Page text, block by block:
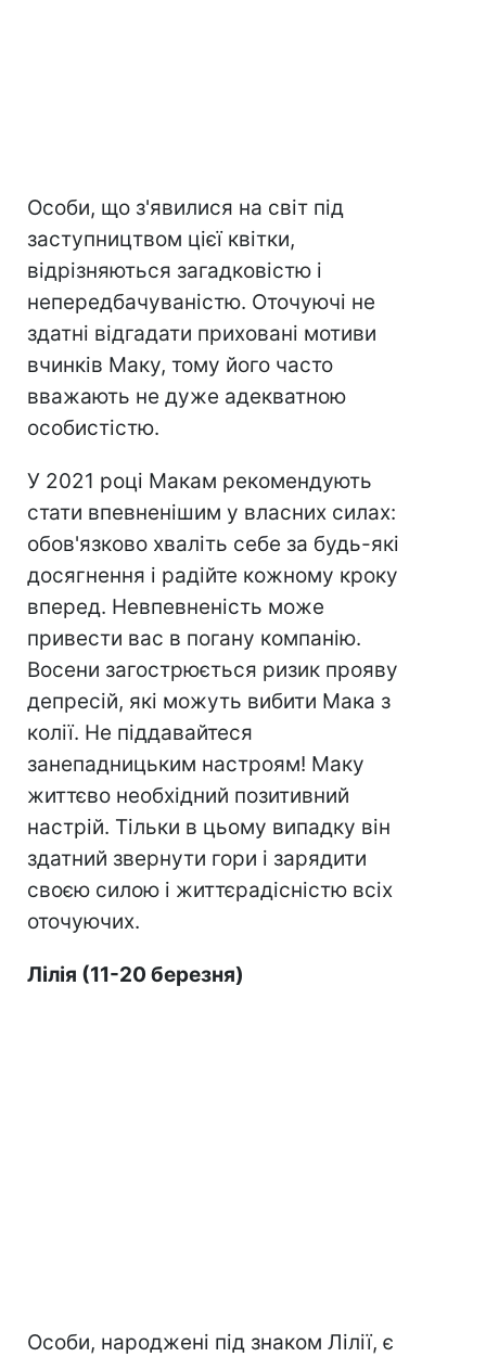
Особи, що з'явилися на світ під
заступництвом цієї квітки,
відрізняються загадковістю і
непередбачуваністю. Оточуючі не
здатні відгадати приховані мотиви
вчинків Маку, тому його часто
вважають не дуже адекватною
особистістю.
У 2021 році Макам рекомендують
стати впевненішим у власних силах:
обов'язково хваліть себе за будь-які
досягнення і радійте кожному кроку
вперед. Невпевненість може
привести вас в погану компанію.
Восени загострюється ризик прояву
депресій, які можуть вибити Мака з
колії. Не піддавайтеся
занепадницьким настроям! Маку
життєво необхідний позитивний
настрій. Тільки в цьому випадку він
здатний звернути гори і зарядити
своєю силою і життєрадісністю всіх
оточуючих.
Лілія (11-20 березня)
Особи, народжені під знаком Лілії, є